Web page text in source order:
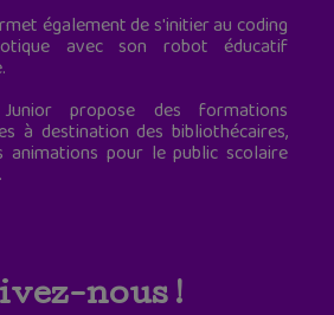
également de s'initier au coding
avec son robot éducatif
propose des formations
à destination des bibliothécaires,
animations pour le public scolaire
nous !